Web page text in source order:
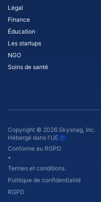
Légal
Finance
Éducation
Les startups
NGO
Soins de santé
Copyright © 2026 Skysnag, Inc.
Hébergé dans l'UE
Conforme au RGPD
•
Termes et conditions.
Politique de confidentialité
RGPD